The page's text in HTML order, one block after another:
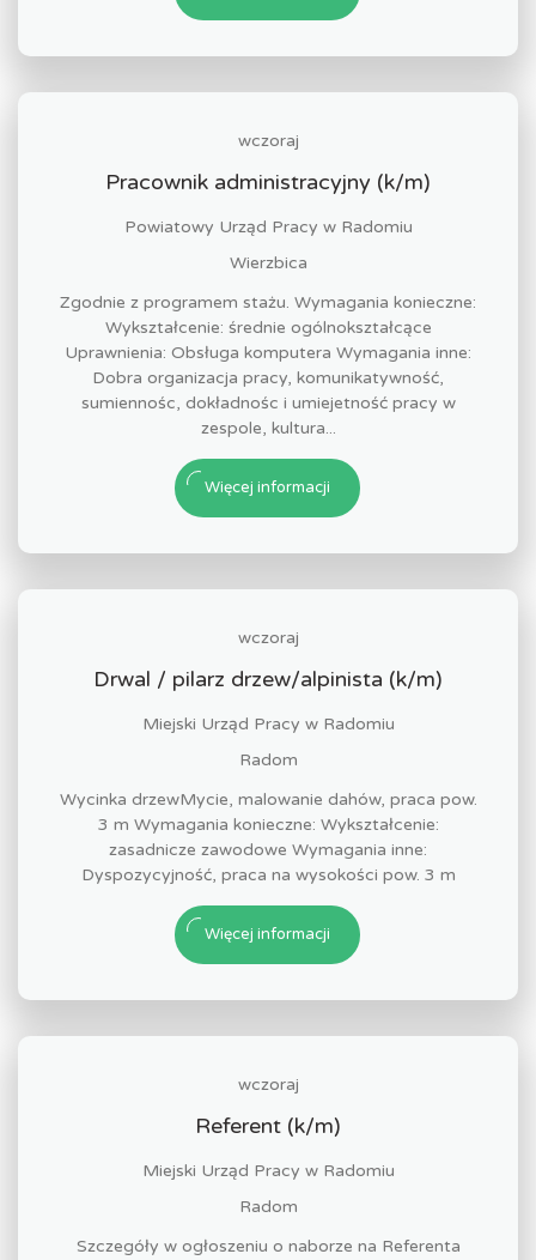
wczoraj
Pracownik administracyjny (k/m)
Powiatowy Urząd Pracy w Radomiu
Wierzbica
Zgodnie z programem stażu. Wymagania konieczne:
Wykształcenie: średnie ogólnokształcące
Uprawnienia: Obsługa komputera Wymagania inne:
Dobra organizacja pracy, komunikatywność,
sumiennośc, dokładnośc i umiejetność pracy w
zespole, kultura...
Więcej informacji
wczoraj
Drwal / pilarz drzew/alpinista (k/m)
Miejski Urząd Pracy w Radomiu
Radom
Wycinka drzewMycie, malowanie dahów, praca pow.
3 m Wymagania konieczne: Wykształcenie:
zasadnicze zawodowe Wymagania inne:
Dyspozycyjność, praca na wysokości pow. 3 m
Więcej informacji
wczoraj
Referent (k/m)
Miejski Urząd Pracy w Radomiu
Radom
Szczegóły w ogłoszeniu o naborze na Referenta